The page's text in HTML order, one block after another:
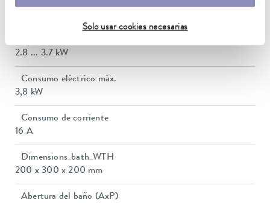
Solo usar cookies necesarias
2.8 ... 3.7 kW
Consumo eléctrico máx.
3,8 kW
Consumo de corriente
16 A
Dimensions_bath_WTH
200 x 300 x 200 mm
Abertura del baño (AxP)